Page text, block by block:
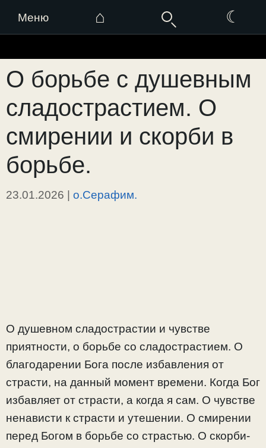
Меню ⌂ ☾
к
содержимому
О борьбе с душевным
сладострастием. О
смирении и скорби в
борьбе.
23.01.2026 | о.Серафим.
О душевном сладострастии и чувстве
приятности, о борьбе со сладострастием. О
благодарении Бога после избавления от
страсти, на данный момент времени. Когда Бог
избавляет от страсти, а когда я сам. О чувстве
ненависти к страсти и утешении. О смирении
перед Богом в борьбе со страстью. О скорби-